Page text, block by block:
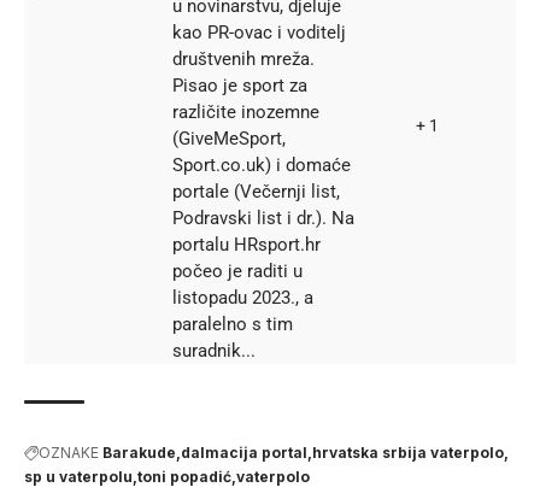
u novinarstvu, djeluje
kao PR-ovac i voditelj
društvenih mreža.
Pisao je sport za
različite inozemne
(GiveMeSport,
Sport.co.uk) i domaće
portale (Večernji list,
Podravski list i dr.). Na
portalu HRsport.hr
počeo je raditi u
listopadu 2023., a
paralelno s tim
suradnik...
+ 1
OZNAKE Barakude dalmacija portal hrvatska srbija vaterpolo
sp u vaterpolu toni popadić vaterpolo